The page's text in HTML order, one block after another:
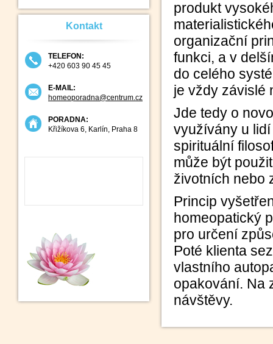
Kontakt
TELEFON:
+420 603 90 45 45
E-MAIL:
homeoporadna@centrum.cz
PORADNA:
Křižíkova 6, Karlín, Praha 8
produkt
organizační
funkci, a v
do celého
je vždy závislé
Jde tedy o
využívány u
spirituální
může být
životních nebo
Princip
homeopatický
pro určení
Poté klienta
vlastního
opakování. Na
návštěvy.